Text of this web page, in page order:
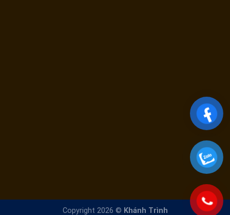
Copyright 2026 © Khánh Trình